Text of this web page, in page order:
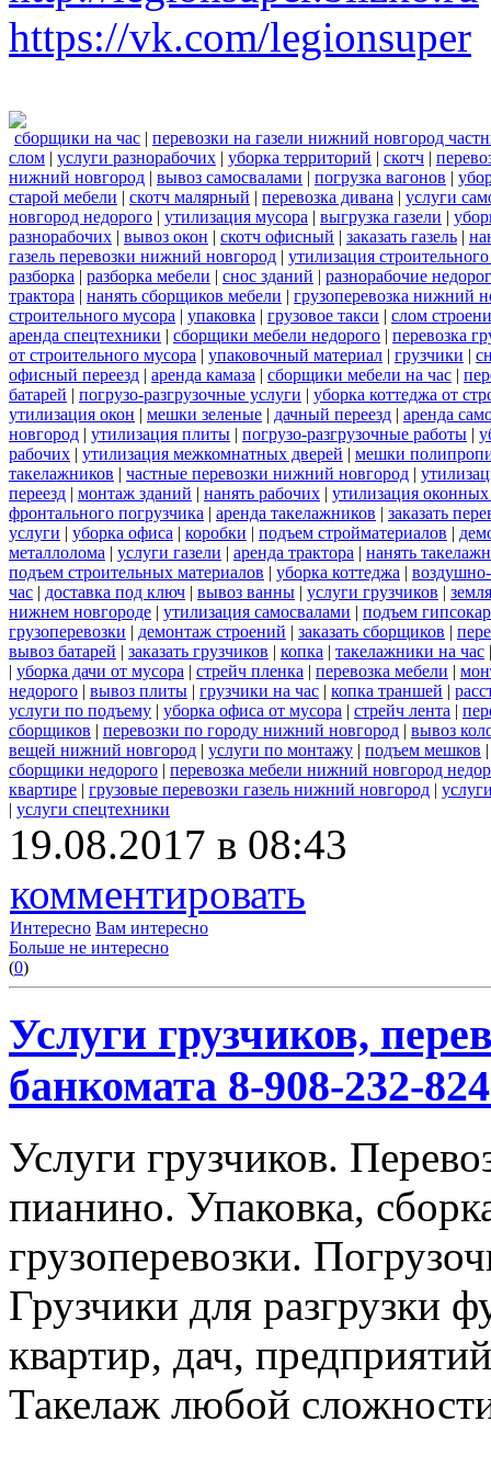
https://vk.com/legionsuper
сборщики на час | перевозки на газели нижний новгород
слом | услуги разнорабочих | уборка территорий | скотч |
нижний новгород | вывоз самосвалами | погрузка вагонов |
старой мебели | скотч малярный | перевозка дивана | услуги
новгород недорого | утилизация мусора | выгрузка газели |
разнорабочих | вывоз окон | скотч офисный | заказать газель |
газель перевозки нижний новгород | утилизация
разборка | разборка мебели | снос зданий | разнорабочие
трактора | нанять сборщиков мебели | грузоперевозка нижний
строительного мусора | упаковка | грузовое такси | слом
аренда спецтехники | сборщики мебели недорого | перевозка
от строительного мусора | упаковочный материал | грузчики |
офисный переезд | аренда камаза | сборщики мебели на час |
батарей | погрузо-разгрузочные услуги | уборка коттеджа от
утилизация окон | мешки зеленые | дачный переезд | аренда
новгород | утилизация плиты | погрузо-разгрузочные работы |
рабочих | утилизация межкомнатных дверей | мешки
такелажников | частные перевозки нижний новгород |
переезд | монтаж зданий | нанять рабочих | утилизация
фронтального погрузчика | аренда такелажников | заказать
услуги | уборка офиса | коробки | подъем стройматериалов |
металлолома | услуги газели | аренда трактора | нанять
подъем строительных материалов | уборка коттеджа |
час | доставка под ключ | вывоз ванны | услуги грузчиков |
нижнем новгороде | утилизация самосвалами | подъем
грузоперевозки | демонтаж строений | заказать сборщиков |
вывоз батарей | заказать грузчиков | копка | такелажники на час
| уборка дачи от мусора | стрейч пленка | перевозка мебели |
недорого | вывоз плиты | грузчики на час | копка траншей |
услуги по подъему | уборка офиса от мусора | стрейч лента |
сборщиков | перевозки по городу нижний новгород | вывоз
вещей нижний новгород | услуги по монтажу | подъем мешков
сборщики недорого | перевозка мебели нижний новгород
квартире | грузовые перевозки газель нижний новгород |
| услуги спецтехники
19.08.2017 в 08:43
комментировать
Интересно Вам интересно
Больше не интересно
(0)
Услуги грузчиков,
банкомата 8-908-232-
Услуги грузчиков.
пианино. Упаковка,
грузоперевозки.
Грузчики для разгрузки
квартир, дач,
Такелаж любой